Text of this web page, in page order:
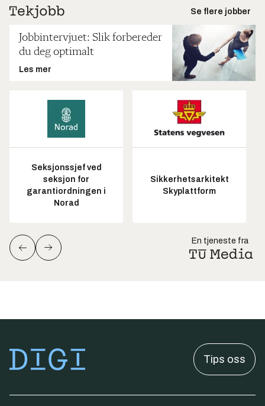
Se flere jobber
Jobbintervjuet: Slik forbereder
du deg optimalt
Les mer
Seksjonssjef ved
seksjon for
garantiordningen i
Norad
Sikkerhetsarkitekt
Skyplattform
En tjeneste fra
Tips oss